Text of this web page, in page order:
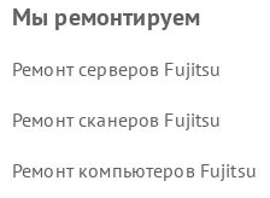
Мы ремонтируем
Ремонт серверов Fujitsu
Ремонт сканеров Fujitsu
Ремонт компьютеров Fujitsu